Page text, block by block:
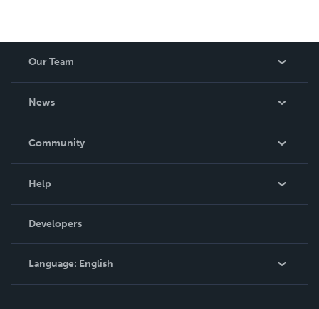
Our Team
News
In The News
Community
Podcast
Help
Order Lookup
Knowledge Base
Contact Support
Developers
Language: English